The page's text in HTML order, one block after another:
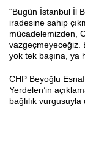
“Bugün İstanbul İl
iradesine sahip
mücadelemizden,
vazgeçmeyeceğiz.
yok tek başına, ya
CHP Beyoğlu
Yerdelen’in
bağlılık vurgusuyla